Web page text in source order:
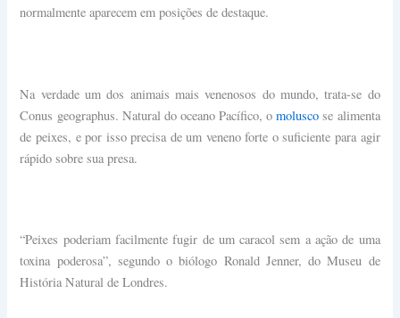
normalmente aparecem em posições de destaque.
Na verdade um dos animais mais venenosos do mundo, trata-se do
Conus geographus. Natural do oceano Pacífico, omolusco se alimenta
de peixes, e por isso precisa de um veneno forte o suficiente para agir
rápido sobre sua presa.
“Peixes poderiam facilmente fugir de um caracol sem a ação de uma
toxina poderosa”, segundo o biólogo Ronald Jenner, do Museu de
História Natural de Londres.